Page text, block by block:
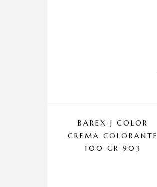
BAREX J COLOR
CREMA COLORANTE
100 GR 903